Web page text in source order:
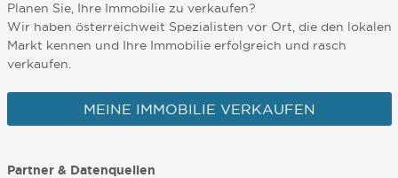
Planen Sie, Ihre Immobilie zu verkaufen?
Wir haben österreichweit Spezialisten vor Ort, die den lokalen
Markt kennen und Ihre Immobilie erfolgreich und rasch
verkaufen.
MEINE IMMOBILIE VERKAUFEN
Partner & Datenquellen